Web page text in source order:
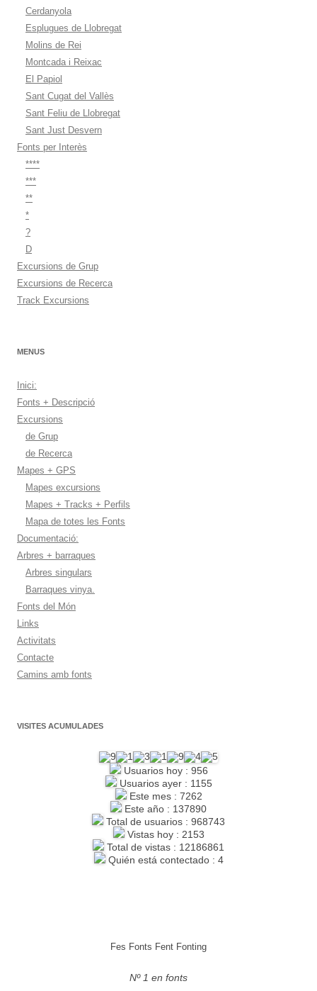
Cerdanyola
Esplugues de Llobregat
Molins de Rei
Montcada i Reixac
El Papiol
Sant Cugat del Vallès
Sant Feliu de Llobregat
Sant Just Desvern
Fonts per Interès
****
***
**
*
?
D
Excursions de Grup
Excursions de Recerca
Track Excursions
MENUS
Inici:
Fonts + Descripció
Excursions
de Grup
de Recerca
Mapes + GPS
Mapes excursions
Mapes + Tracks + Perfils
Mapa de totes les Fonts
Documentació:
Arbres + barraques
Arbres singulars
Barraques vinya.
Fonts del Món
Links
Activitats
Contacte
Camins amb fonts
VISITES ACUMULADES
Usuarios hoy : 956
Usuarios ayer : 1155
Este mes : 7262
Este año : 137890
Total de usuarios : 968743
Vistas hoy : 2153
Total de vistas : 12186861
Quién está contectado : 4
Fes Fonts Fent Fonting
Nº 1 en fonts